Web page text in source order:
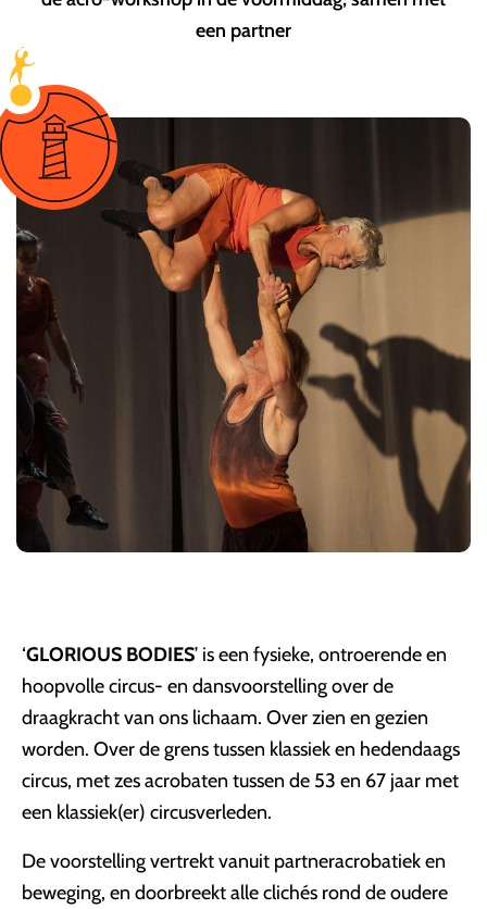
een partner
‘GLORIOUS BODIES’ is een fysieke, ontroerende en
hoopvolle circus- en dansvoorstelling over de
draagkracht van ons lichaam. Over zien en gezien
worden. Over de grens tussen klassiek en hedendaags
circus, met zes acrobaten tussen de 53 en 67 jaar met
een klassiek(er) circusverleden.
De voorstelling vertrekt vanuit partneracrobatiek en
beweging, en doorbreekt alle clichés rond de oudere